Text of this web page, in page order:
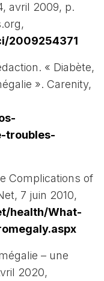
avril 2009, p.
2009254371
« Diabète,
». Carenity,
troubles-
Complications of
7 juin 2010,
health/What-
– une
2020,